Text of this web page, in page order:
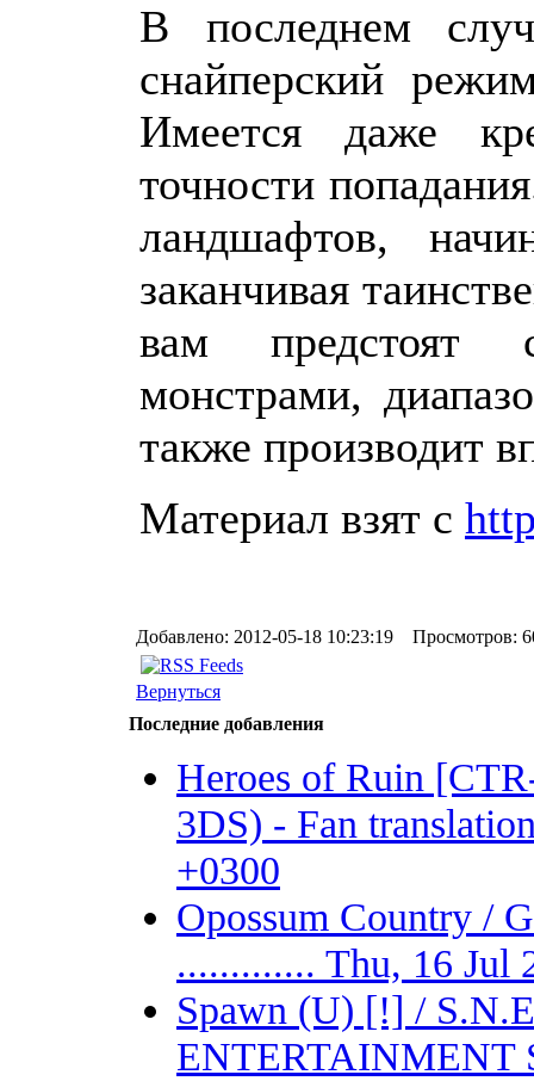
В последнем
снайперский
Имеется даже
точности
ландшафтов,
заканчивая
вам предстоят
монстрами,
также производит
Материал взят с
Добавлено: 2012-05-18 10:23:19 Просмотров:
Вернуться
Последние добавления
Heroes of Ruin
3DS) - Fan
+0300
Opossum Country /
............. Thu, 16 Jul
Spawn (U) [!] /
ENTERTAINMENT